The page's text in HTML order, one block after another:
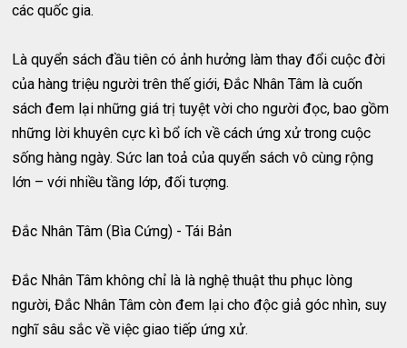
các quốc gia.
Là quyển sách đầu tiên có ảnh hưởng làm thay đổi cuộc đời
của hàng triệu người trên thế giới, Đắc Nhân Tâm là cuốn
sách đem lại những giá trị tuyệt vời cho người đọc, bao gồm
những lời khuyên cực kì bổ ích về cách ứng xử trong cuộc
sống hàng ngày. Sức lan toả của quyển sách vô cùng rộng
lớn – với nhiều tầng lớp, đối tượng.
Đắc Nhân Tâm (Bìa Cứng) - Tái Bản
Đắc Nhân Tâm không chỉ là là nghệ thuật thu phục lòng
người, Đắc Nhân Tâm còn đem lại cho độc giả góc nhìn, suy
nghĩ sâu sắc về việc giao tiếp ứng xử.